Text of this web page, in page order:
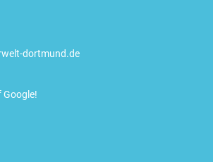
dortmund.de
Google!